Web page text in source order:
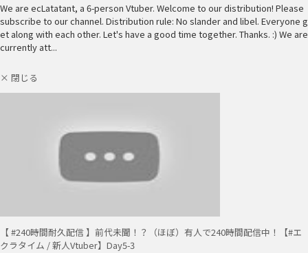
We are ecLatatant, a 6-person Vtuber. Welcome to our distribution! Please
subscribe to our channel. Distribution rule: No slander and libel. Everyone g
et along with each other. Let's have a good time together. Thanks. :) We are
currently att...
× 閉じる
【 #240時間耐久配信 】前代未聞！？（ほぼ）有人で240時間配信中！【#エ
クラタイム / 新人Vtuber】Day5-3